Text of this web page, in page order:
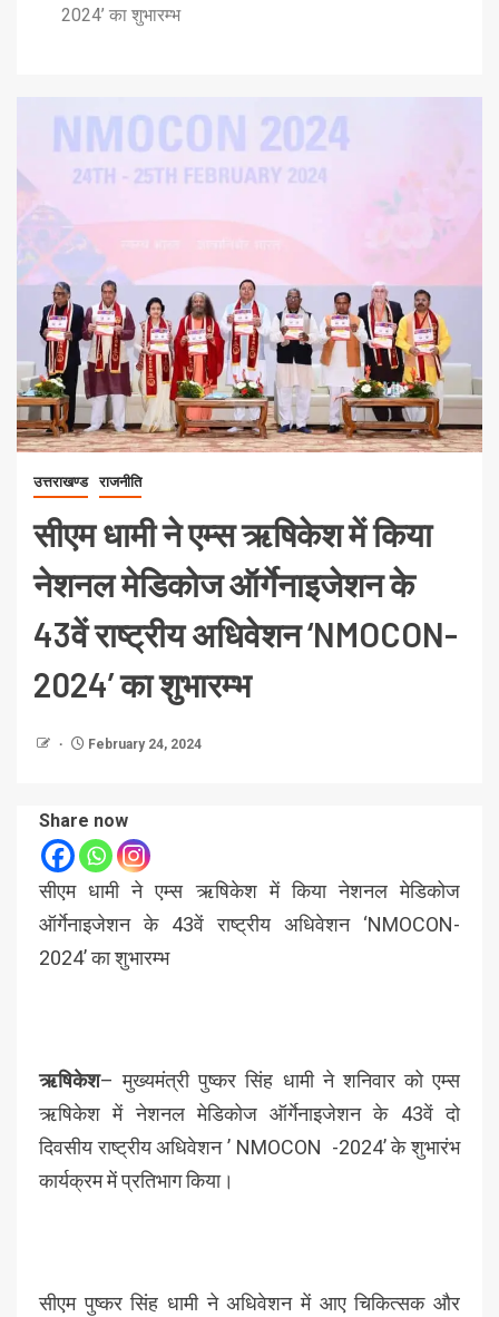
2024’ का शुभारम्भ
उत्तराखण्ड राजनीति
सीएम धामी ने एम्स ऋषिकेश में किया
नेशनल मेडिकोज ऑर्गेनाइजेशन के
43वें राष्ट्रीय अधिवेशन ‘NMOCON-
2024’ का शुभारम्भ
February 24, 2024
Share now
सीएम धामी ने एम्स ऋषिकेश में किया नेशनल मेडिकोज
ऑर्गेनाइजेशन के 43वें राष्ट्रीय अधिवेशन ‘NMOCON-
2024’ का शुभारम्भ
ऋषिकेश– मुख्यमंत्री पुष्कर सिंह धामी ने शनिवार को एम्स
ऋषिकेश में नेशनल मेडिकोज ऑर्गेनाइजेशन के 43वें दो
दिवसीय राष्ट्रीय अधिवेशन ’ NMOCON -2024’ के शुभारंभ
कार्यक्रम में प्रतिभाग किया।
सीएम पुष्कर सिंह धामी ने अधिवेशन में आए चिकित्सक और